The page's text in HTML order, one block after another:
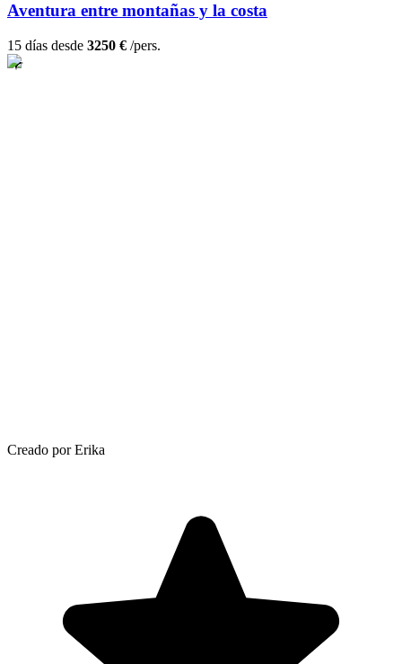
Aventura entre montañas y la costa
15 días desde 3250 € /pers.
Creado por Erika